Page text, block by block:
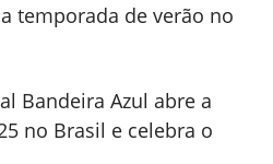
temporada de verão no